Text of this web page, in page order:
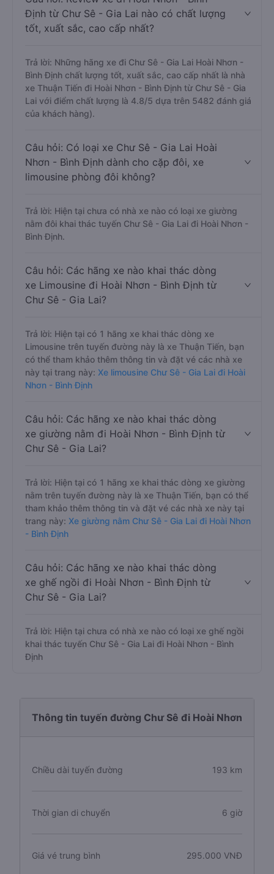
Định từ Chư Sê - Gia Lai nào có chất lượng
tốt, xuất sắc, cao cấp nhất?
Trả lời: Những hãng xe đi Chư Sê - Gia Lai Hoài Nhơn -
Bình Định chất lượng tốt, xuất sắc, cao cấp nhất là nhà
xe Thuận Tiến đi Hoài Nhơn - Bình Định từ Chư Sê - Gia
Lai với điểm chất lượng là 4.8/5 dựa trên 5482 đánh giá
của khách hàng).
Câu hỏi: Có loại xe Chư Sê - Gia Lai Hoài
Nhơn - Bình Định dành cho cặp đôi, xe
limousine phòng đôi không?
Trả lời: Hiện tại chưa có nhà xe nào có loại xe giường
nằm đôi khai thác tuyến Chư Sê - Gia Lai đi Hoài Nhơn -
Bình Định.
Câu hỏi: Các hãng xe nào khai thác dòng
xe Limousine đi Hoài Nhơn - Bình Định từ
Chư Sê - Gia Lai?
Trả lời: Hiện tại có 1 hãng xe khai thác dòng xe
Limousine trên tuyến đường này là xe Thuận Tiến, bạn
có thể tham khảo thêm thông tin và đặt vé các nhà xe
này tại trang này: Xe limousine Chư Sê - Gia Lai đi Hoài
Nhơn - Bình Định
Câu hỏi: Các hãng xe nào khai thác dòng
xe giường nằm đi Hoài Nhơn - Bình Định từ
Chư Sê - Gia Lai?
Trả lời: Hiện tại có 1 hãng xe khai thác dòng xe giường
nằm trên tuyến đường này là xe Thuận Tiến, bạn có thể
tham khảo thêm thông tin và đặt vé các nhà xe này tại
trang này: Xe giường nằm Chư Sê - Gia Lai đi Hoài Nhơn
- Bình Định
Câu hỏi: Các hãng xe nào khai thác dòng
xe ghế ngồi đi Hoài Nhơn - Bình Định từ
Chư Sê - Gia Lai?
Trả lời: Hiện tại chưa có nhà xe nào có loại xe ghế ngồi
khai thác tuyến Chư Sê - Gia Lai đi Hoài Nhơn - Bình
Định
Thông tin tuyến đường Chư Sê đi Hoài Nhơn
Chiều dài tuyến đường 193 km
Thời gian di chuyển 6 giờ
Giá vé trung bình 295.000 VNĐ